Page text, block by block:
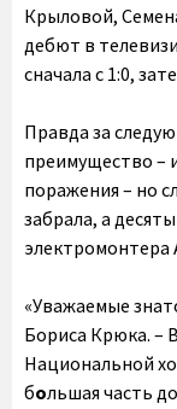
Крыловой,
дебют в
сначала с 1:0,
Правда за
преимущество –
поражения – но
забрала, а
электромонтера
«Уважаемые
Бориса Крюка. –
Национальной
большая часть